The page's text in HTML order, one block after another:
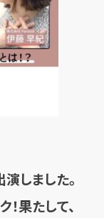
しました。
果たして、